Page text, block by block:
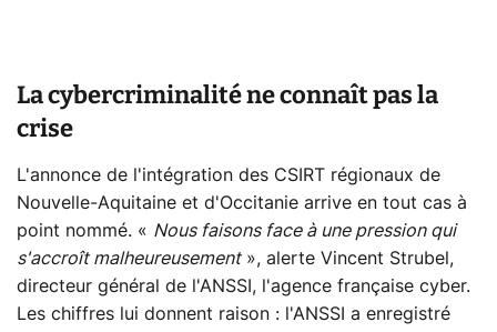
La cybercriminalité ne connaît pas la
crise
L'annonce de l'intégration des CSIRT régionaux de
Nouvelle-Aquitaine et d'Occitanie arrive en tout cas à
point nommé. « Nous faisons face à une pression qui
s'accroît malheureusement», alerte Vincent Strubel,
directeur général de l'ANSSI, l'agence française cyber.
Les chiffres lui donnent raison : l'ANSSI a enregistré